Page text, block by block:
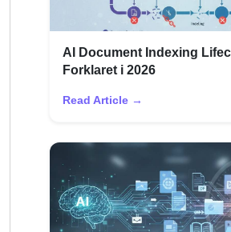
AI Document Indexing
Forklaret i 2026
Read Article →